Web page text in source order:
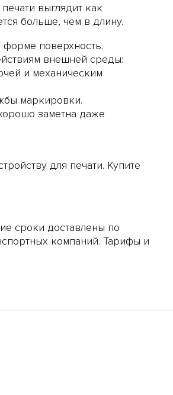
выглядит как
больше, чем в длину.
поверхность.
внешней среды:
и механическим
маркировки.
заметна даже
для печати. Купите
сроки доставлены по
компаний. Тарифы и